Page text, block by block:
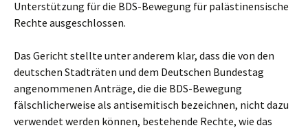
Unterstützung für die BDS-Bewegung für palästinensische
Rechte ausgeschlossen.
Das Gericht stellte unter anderem klar, dass die von den
deutschen Stadträten und dem Deutschen Bundestag
angenommenen Anträge, die die BDS-Bewegung
fälschlicherweise als antisemitisch bezeichnen, nicht dazu
verwendet werden können, bestehende Rechte, wie das